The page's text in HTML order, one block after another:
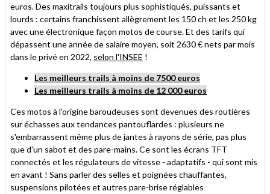
euros. Des maxitrails toujours plus sophistiqués, puissants et
lourds : certains franchissent allègrement les 150 ch et les 250 kg
avec une électronique façon motos de course. Et des tarifs qui
dépassent une année de salaire moyen, soit 2630 € nets par mois
dans le privé en 2022, selon l'INSEE !
Les meilleurs trails à moins de 7500 euros
Les meilleurs trails à moins de 12 000 euros
Ces motos à l'origine baroudeuses sont devenues des routières
sur échasses aux tendances pantouflardes : plusieurs ne
s'embarrassent même plus de jantes à rayons de série, pas plus
que d'un sabot et des pare-mains. Ce sont les écrans TFT
connectés et les régulateurs devitesse - adaptatifs - qui sont mis
en avant ! Sans parler des selles et poignées chauffantes,
suspensions pilotées et autres pare-brise réglables